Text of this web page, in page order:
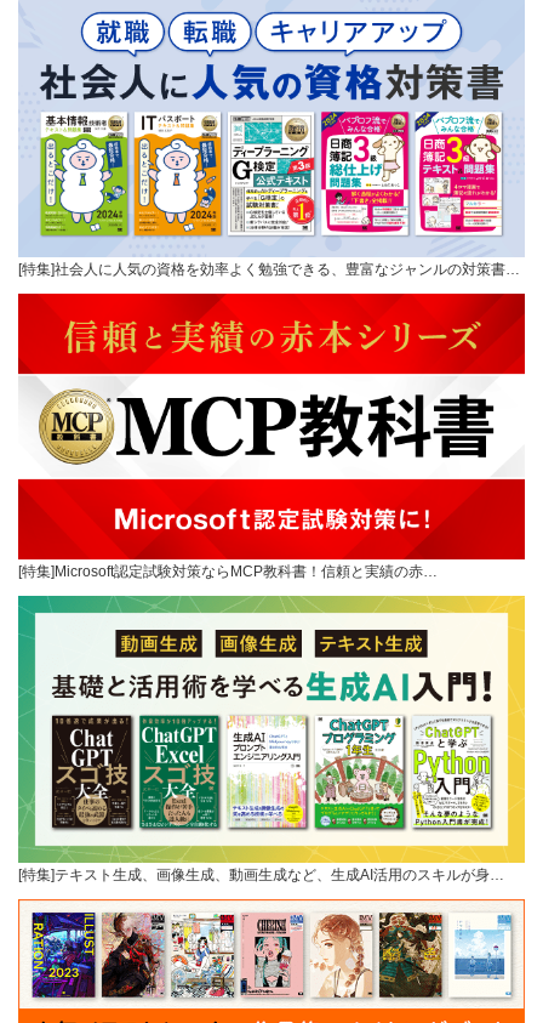
[特集]社会人に人気の資格を効率よく勉強できる、豊富なジャンルの対策書…
[特集]Microsoft認定試験対策ならMCP教科書！信頼と実績の赤…
[特集]テキスト生成、画像生成、動画生成など、生成AI活用のスキルが身…